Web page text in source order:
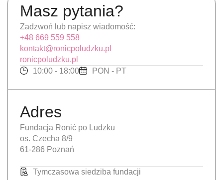
Masz pytania?
Zadzwoń lub napisz wiadomość:
+48 669 559 558
kontakt@ronicpoludzku.pl
ronicpoludzku.pl
10:00 - 18:00
PON - PT
Adres
Fundacja Ronić po Ludzku
os. Czecha 8/9
61-286 Poznań
Tymczasowa siedziba fundacji